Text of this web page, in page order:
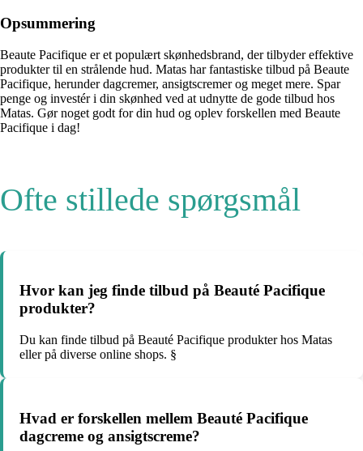
Opsummering
Beaute Pacifique er et populært skønhedsbrand, der tilbyder effektive
produkter til en strålende hud. Matas har fantastiske tilbud på Beaute
Pacifique, herunder dagcremer, ansigtscremer og meget mere. Spar
penge og investér i din skønhed ved at udnytte de gode tilbud hos
Matas. Gør noget godt for din hud og oplev forskellen med Beaute
Pacifique i dag!
Ofte stillede spørgsmål
Hvor kan jeg finde tilbud på Beauté Pacifique
produkter?
Du kan finde tilbud på Beauté Pacifique produkter hos Matas
eller på diverse online shops. §
Hvad er forskellen mellem Beauté Pacifique
dagcreme og ansigtscreme?